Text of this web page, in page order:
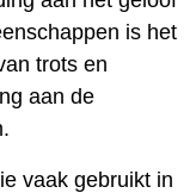
is het
trots en
aan de
vaak gebruikt in